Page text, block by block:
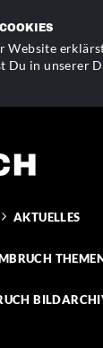
Website
Du in unserer
AKTUELLES